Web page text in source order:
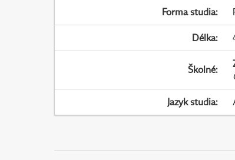
Forma studia:
Délka:
Školné:
Jazyk studia: